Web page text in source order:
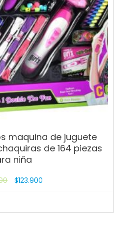
maquina de juguete
de 164 piezas
niña
$123.900